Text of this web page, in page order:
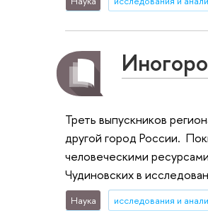
Треть выпускников
другой город России.
человеческими
Чудиновских в
Наука исследования и